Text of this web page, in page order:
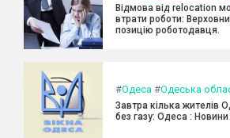
Відмова від relocation
втрати роботи:
позицію роботодавця.
#Одеса #Одеська
Завтра кілька жителів
без газу: Одеса :